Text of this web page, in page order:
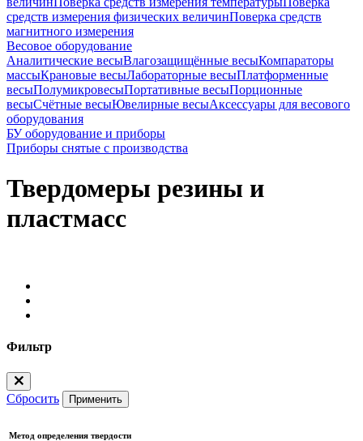
средств измерения физических величинПоверка средств
магнитного измерения
Весовое оборудование
Аналитические весыВлагозащищённые весыКомпараторы
массыКрановые весыЛабораторные весыПлатформенные
весыПолумикровесыПортативные весыПорционные
весыСчётные весыЮвелирные весыАксессуары для весового
оборудования
БУ оборудование и приборы
Приборы снятые с производства
Твердомеры резины и
пластмасс
Фильтр
Сбросить Применить
Метод определения твердости